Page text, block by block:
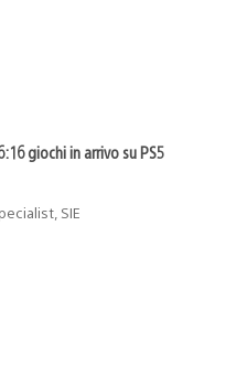
16 giochi in arrivo su PS5
SIE